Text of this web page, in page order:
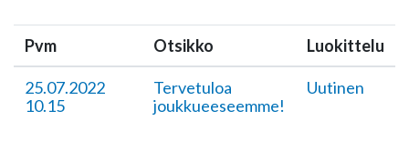
Pvm Otsikko Luokittelu
25.07.2022
10.15
Tervetuloa
joukkueeseemme!
Uutinen